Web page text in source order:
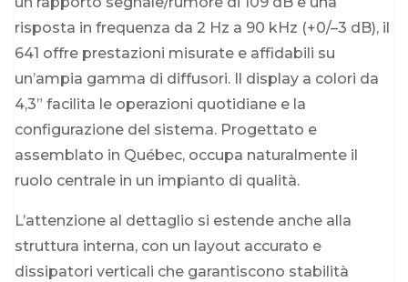
risposta in frequenza da 2 Hz a 90 kHz (+0/–3 dB), il
641 offre prestazioni misurate e affidabili su
un’ampia gamma di diffusori. Il display a colori da
4,3” facilita le operazioni quotidiane e la
configurazione del sistema. Progettato e
assemblato in Québec, occupa naturalmente il
ruolo centrale in un impianto di qualità.
L’attenzione al dettaglio si estende anche alla
struttura interna, con un layout accurato e
dissipatori verticali che garantiscono stabilità